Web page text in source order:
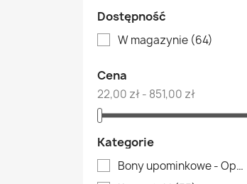
Dostępność
W magazynie (64)
Cena
22,00 zł - 851,00 zł
Kategorie
Bony upominkowe - Opole